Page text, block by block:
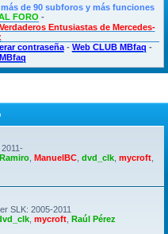
de 90 subforos y más funciones
FORO -
Entusiastas de Mercedes-
contraseña- Web CLUB MBfaq -
Ramiro ManuelBC dvd_clk mycroft
SLK: 2005-2011
mycroft Raúl Pérez